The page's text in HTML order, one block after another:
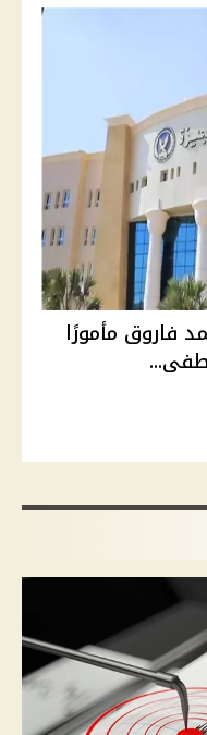
فاروق مأمورًا